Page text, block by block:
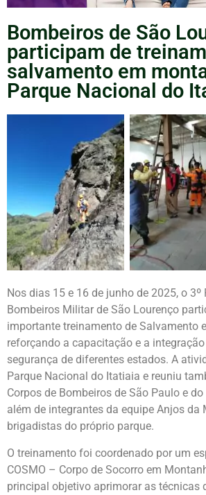
Bombeiros de São
participam de
salvamento em
Parque Nacional do
Nos dias 15 e 16 de junho de 2025, o
Bombeiros Militar de São Lourenço
importante treinamento de Salvamento
reforçando a capacitação e a
segurança de diferentes estados. A
Parque Nacional do Itatiaia e reuniu
Corpos de Bombeiros de São Paulo e
além de integrantes da equipe Anjos da
brigadistas do próprio parque.
O treinamento foi coordenado por um
COSMO – Corpo de Socorro em
principal objetivo aprimorar as técnicas